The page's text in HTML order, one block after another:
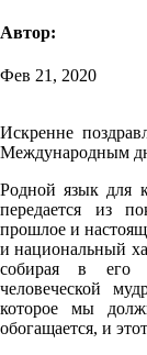
Автор:
Фев 21, 2020
Искренне
Международным
Родной язык для
передается из
прошлое и
и национальный
собирая в его
человеческой
которое мы
обогащается, и